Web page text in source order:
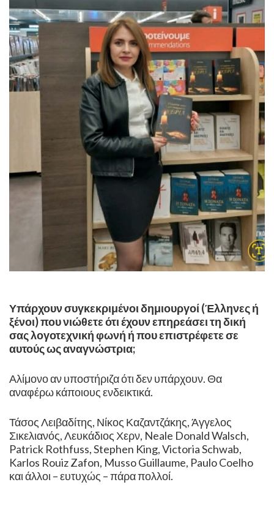
Υπάρχουν συγκεκριμένοι δημιουργοί (Έλληνες ή
ξένοι) που νιώθετε ότι έχουν επηρεάσει τη δική
σας λογοτεχνική φωνή ή που επιστρέφετε σε
αυτούς ως αναγνώστρια;
Αλίμονο αν υποστήριζα ότι δεν υπάρχουν. Θα
αναφέρω κάποιους ενδεικτικά.
Τάσος Λειβαδίτης, Νίκος Καζαντζάκης, Άγγελος
Σικελιανός, Λευκάδιος Χερν, Neale Donald Walsch,
Patrick Rothfuss, Stephen King, Victoria Schwab,
Karlos Rouiz Zafon, Musso Guillaume, Paulo Coelho
και άλλοι – ευτυχώς – πάρα πολλοί.